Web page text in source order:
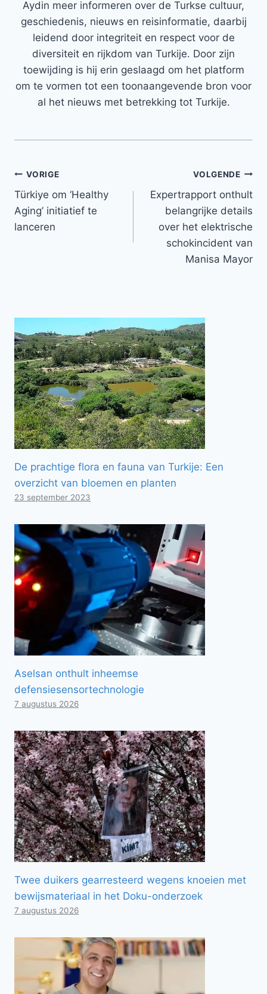
Aydin meer informeren over de Turkse cultuur,
geschiedenis, nieuws en reisinformatie, daarbij
leidend door integriteit en respect voor de
diversiteit en rijkdom van Turkije. Door zijn
toewijding is hij erin geslaagd om het platform
om te vormen tot een toonaangevende bron voor
al het nieuws met betrekking tot Turkije.
Bericht
navigatie
VORIGE
Türkiye om ‘Healthy
Aging’ initiatief te
lanceren
VOLGENDE
Expertrapport onthult
belangrijke details
over het elektrische
schokincident van
Manisa Mayor
De prachtige flora en fauna van Turkije: Een
overzicht van bloemen en planten
23 september 2023
Aselsan onthult inheemse
defensiesensortechnologie
7 augustus 2026
Twee duikers gearresteerd wegens knoeien met
bewijsmateriaal in het Doku-onderzoek
7 augustus 2026